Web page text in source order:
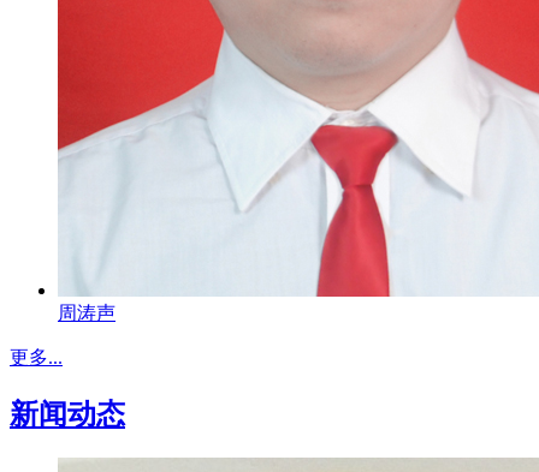
周涛声
更多...
新闻动态